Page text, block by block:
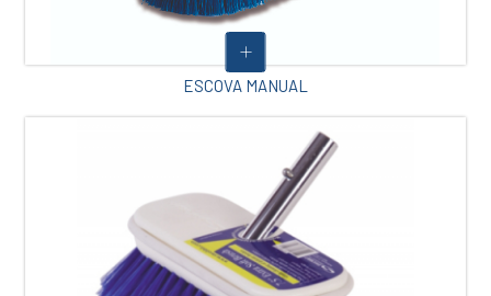
ESCOVA MANUAL